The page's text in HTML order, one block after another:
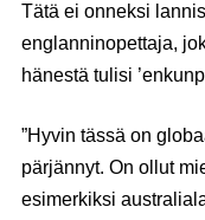
Tätä ei onneksi
englanninopettaja,
hänestä tulisi
”Hyvin tässä on
pärjännyt. On ollut
esimerkiksi